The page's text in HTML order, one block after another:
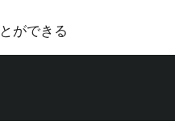
ができる